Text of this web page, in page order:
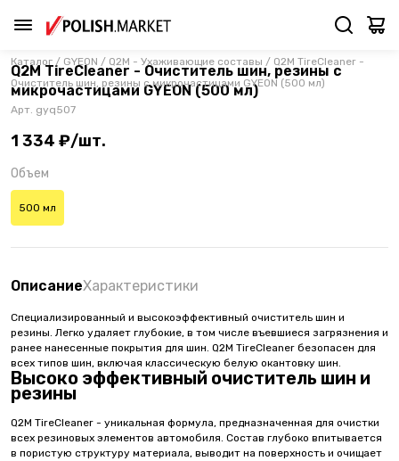
Каталог / GYEON / Q2M - Ухаживающие составы / Q2M TireCleaner -
Очиститель шин, резины с микрочастицами GYEON (500 мл)
Q2M TireCleaner - Очиститель шин, резины с
микрочастицами GYEON (500 мл)
Арт. gyq507
1 334 ₽/шт.
Объем
500 мл
ОписаниеХарактеристики
Специализированный и высокоэффективный очиститель шин и
резины. Легко удаляет глубокие, в том числе въевшиеся загрязнения и
ранее нанесенные покрытия для шин. Q2M TireCleaner безопасен для
всех типов шин, включая классическую белую окантовку шин.
Высоко эффективный очиститель шин и
резины
Q2M TireCleaner - уникальная формула, предназначенная для очистки
всех резиновых элементов автомобиля. Состав глубоко впитывается
в пористую структуру материала, выводит на поверхность и очищает